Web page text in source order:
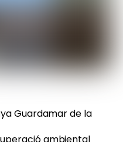
Guardamar de la